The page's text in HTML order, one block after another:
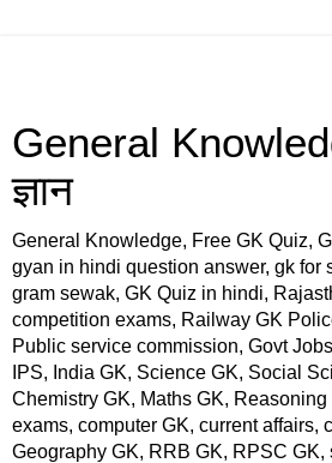
General
ज्ञान
General Knowledge, Free GK Quiz,
gyan in hindi question answer, gk for
gram sewak, GK Quiz in hindi,
competition exams, Railway GK
Public service commission, Govt
IPS, India GK, Science GK, Social
Chemistry GK, Maths GK,
exams, computer GK, current affairs,
Geography GK, RRB GK, RPSC GK,